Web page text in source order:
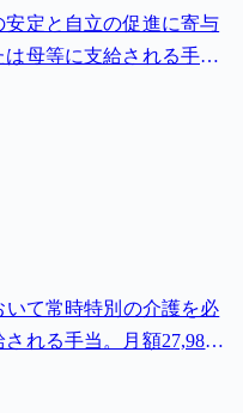
定と自立の促進に寄与
母等に支給される手
て常時特別の介護を必
れる手当。月額27,980